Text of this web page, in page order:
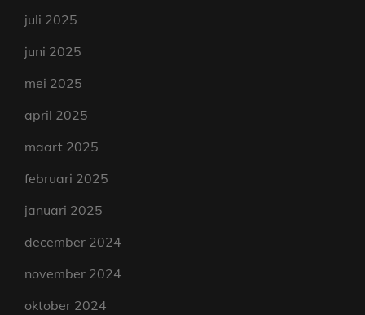
juli 2025
juni 2025
mei 2025
april 2025
maart 2025
februari 2025
januari 2025
december 2024
november 2024
oktober 2024